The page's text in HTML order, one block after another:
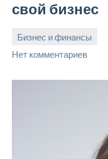
свой бизнес
Бизнес и финансы
Нет комментариев